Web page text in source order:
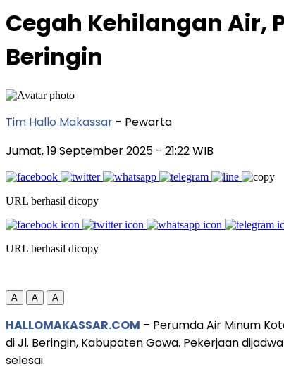
Cegah Kehilangan Air,
Beringin
Tim Hallo Makassar - Pewarta
Jumat, 19 September 2025 - 21:22 WIB
URL berhasil dicopy
URL berhasil dicopy
A A A
HALLOMAKASSAR.COM – Perumda Air Minum
di Jl. Beringin, Kabupaten Gowa. Pekerjaan
selesai.